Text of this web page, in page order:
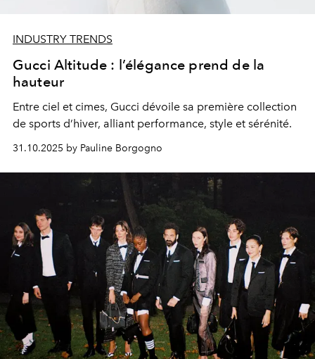
INDUSTRY TRENDS
Gucci Altitude : l’élégance prend de la
hauteur
Entre ciel et cimes, Gucci dévoile sa première collection
de sports d’hiver, alliant performance, style et sérénité.
31.10.2025 by Pauline Borgogno